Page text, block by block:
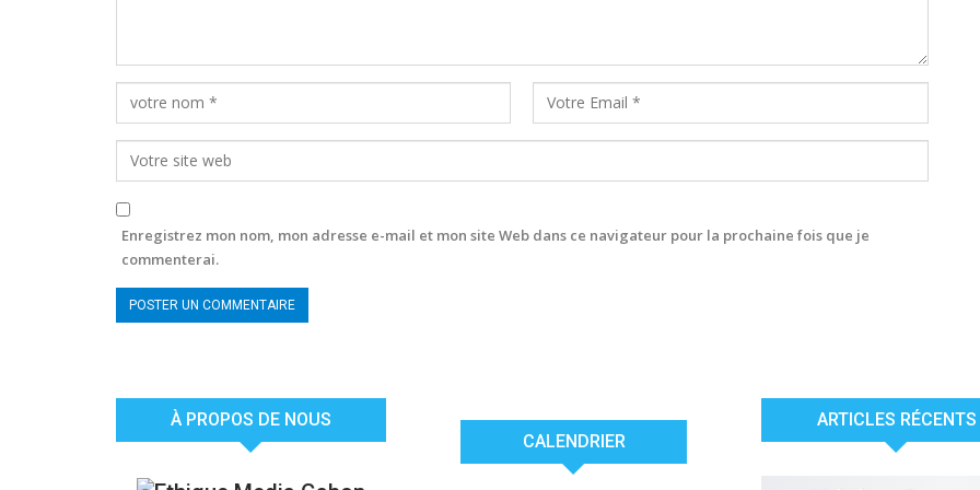
Enregistrez mon nom, mon adresse e-mail et mon site Web dans ce navigateur pour la prochaine fois que je
commenterai.
À PROPOS DE NOUS
CALENDRIER
ARTICLES RÉCENTS
ACTUALITÉS